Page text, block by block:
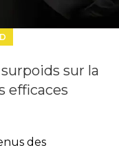
sur la
efficaces
des